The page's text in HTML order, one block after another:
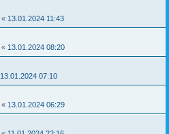
« 13.01.2024 11:43
« 13.01.2024 08:20
13.01.2024 07:10
« 13.01.2024 06:29